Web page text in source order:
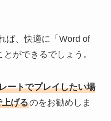
ば、快適に「Word of
ができるでしょう。
ートでプレイしたい場
げるのをお勧めしま